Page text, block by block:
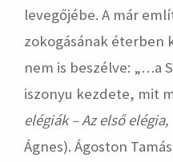
levegőjébe. A már
zokogásának éterben
nem is beszélve: „…a
iszonyu kezdete, mit
elégiák – Az első elégia,
Ágnes). Ágoston